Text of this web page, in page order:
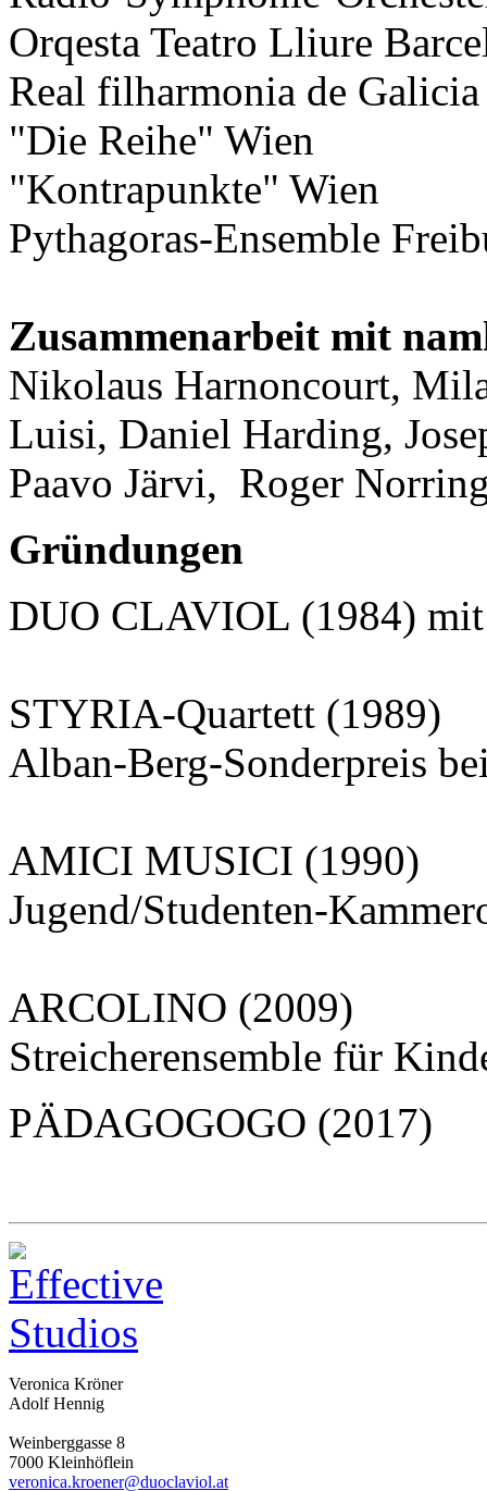
Orqesta Teatro Lliure
Real filharmonia de
"Die Reihe" Wien
"Kontrapunkte" Wien
Pythagoras-Ensemble
Zusammenarbeit mit
Nikolaus Harnoncourt,
Luisi, Daniel Harding,
Paavo Järvi, Roger
Gründungen
DUO CLAVIOL (1984)
STYRIA-Quartett (1989)
Alban-Berg-Sonderpreis
AMICI MUSICI (1990)
Jugend/Studenten-
ARCOLINO (2009)
Streicherensemble für
PÄDAGOGOGO (2017)
Veronica Kröner
Adolf Hennig
Weinberggasse 8
7000 Kleinhöflein
veronica.kroener@duoclaviol.at